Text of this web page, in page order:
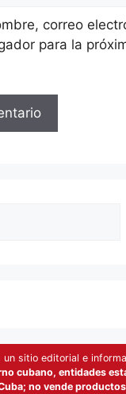
correo
para la
un sitio editorial e
cubano, entidades
no vende